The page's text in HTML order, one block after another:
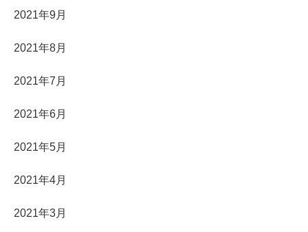
2021年9月
2021年8月
2021年7月
2021年6月
2021年5月
2021年4月
2021年3月